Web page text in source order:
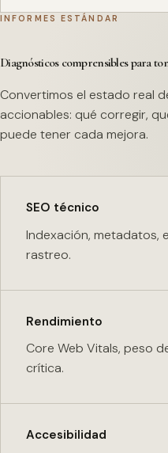
INFORMES ESTÁNDAR
Diagnósticos comprensibles para
Convertimos el estado real
accionables: qué corregir,
puede tener cada mejora.
SEO técnico
Indexación, metadatos,
rastreo.
Rendimiento
Core Web Vitals, peso
crítica.
Accesibilidad